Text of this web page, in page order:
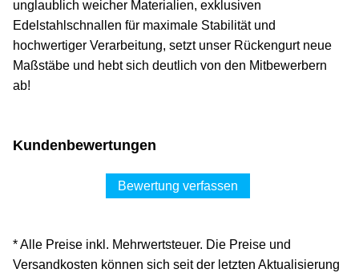
unglaublich weicher Materialien, exklusiven
Edelstahlschnallen für maximale Stabilität und
hochwertiger Verarbeitung, setzt unser Rückengurt neue
Maßstäbe und hebt sich deutlich von den Mitbewerbern
ab!
Kundenbewertungen
Bewertung verfassen
* Alle Preise inkl. Mehrwertsteuer. Die Preise und
Versandkosten können sich seit der letzten Aktualisierung